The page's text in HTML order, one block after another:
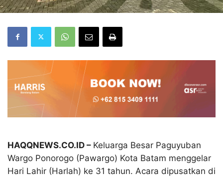
HAQQNEWS.CO.ID – Keluarga Besar Paguyuban
Wargo Ponorogo (Pawargo) Kota Batam menggelar
Hari Lahir (Harlah) ke 31 tahun. Acara dipusatkan di